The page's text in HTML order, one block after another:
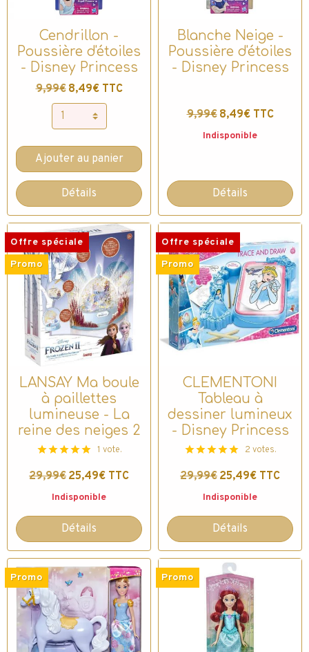
Cendrillon -
Poussière d'étoiles
- Disney Princess
9,99€ 8,49€ TTC
Ajouter au panier
Détails
Blanche Neige -
Poussière d'étoiles
- Disney Princess
9,99€ 8,49€ TTC
Indisponible
Détails
Offre spéciale
Promo
LANSAY Ma boule
à paillettes
lumineuse - La
reine des neiges 2
1 vote.
29,99€ 25,49€ TTC
Indisponible
Détails
Offre spéciale
Promo
CLEMENTONI
Tableau à
dessiner lumineux
- Disney Princess
2 votes.
29,99€ 25,49€ TTC
Indisponible
Détails
Promo Promo